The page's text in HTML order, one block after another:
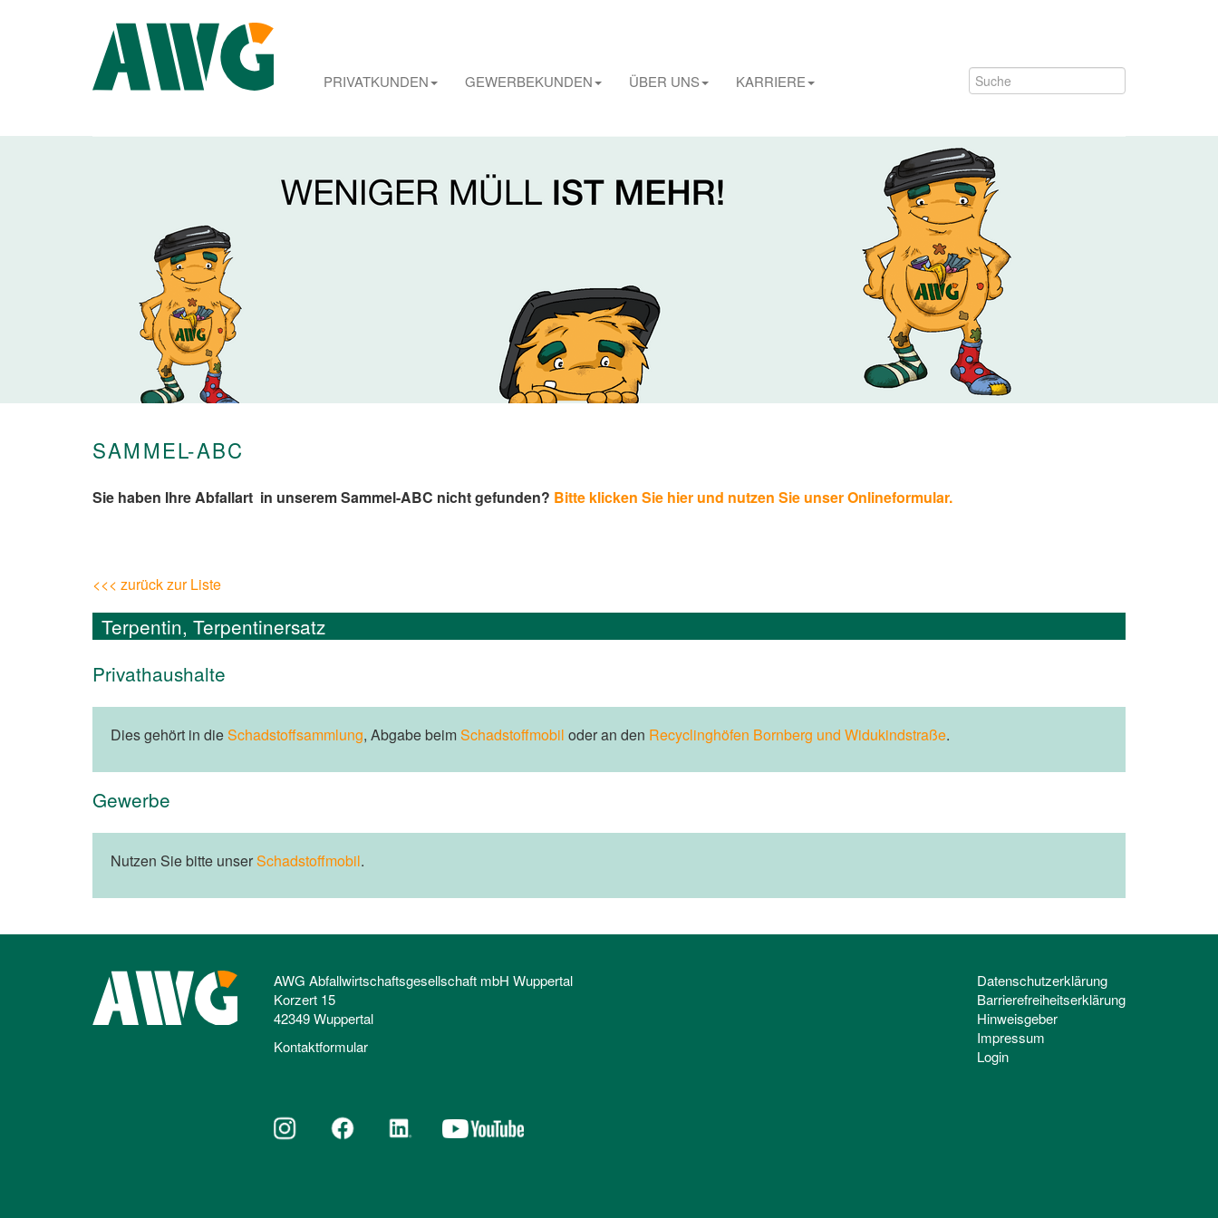
PRIVATKUNDEN GEWERBEKUNDEN ÜBER UNS KARRIERE
SAMMEL-ABC
Sie haben Ihre Abfallart in unserem Sammel-ABC nicht gefunden? Bitte klicken Sie hier und nutzen Sie unser Onlineformular.
<<< zurück zur Liste
Terpentin, Terpentinersatz
Privathaushalte
Dies gehört in dieSchadstoffsammlung, Abgabe beimSchadstoffmobil oder an den Recyclinghöfen Bornberg und Widukindstraße.
Gewerbe
Nutzen Sie bitte unserSchadstoffmobil.
AWG Abfallwirtschaftsgesellschaft mbH Wuppertal
Korzert 15
42349 Wuppertal
Kontaktformular
Datenschutzerklärung
Barrierefreiheitserklärung
Hinweisgeber
Impressum
Login